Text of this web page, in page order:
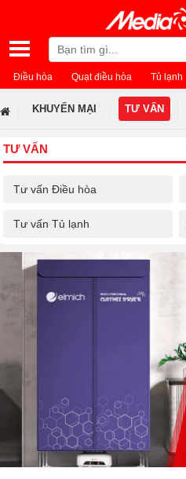
Điều hòa Quạt điều hòa Tủ lạnh
KHUYẾN MẠI TƯ VẤN
TƯ VẤN
Tư vấn Điều hòa
Tư vấn Tủ lạnh